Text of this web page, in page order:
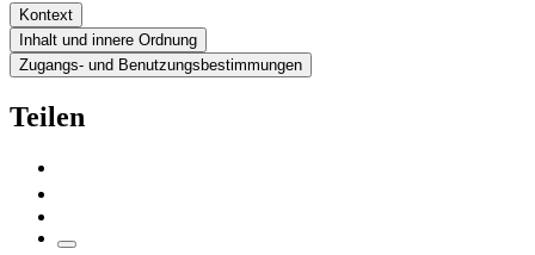
Kontext
Inhalt und innere Ordnung
Zugangs- und Benutzungsbestimmungen
Teilen